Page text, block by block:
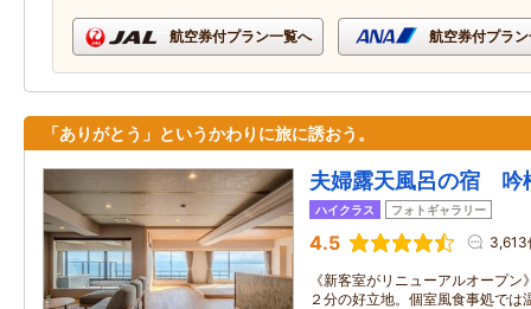
航空券付プラン一覧へ 航空券付プラ
「ありがとう」というかわりに旅に誘おう。
夫婦露天風呂の宿 吟
ハイクラス フォトギャラリー
4.5 3,613
《新客室がリニューアルオープ
２分の好立地。個室風食事処では